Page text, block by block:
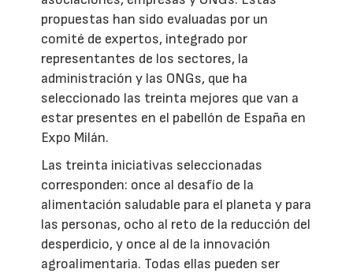
propuestas han sido evaluadas por un
comité de expertos, integrado por
representantes de los sectores, la
administración y las ONGs, que ha
seleccionado las treinta mejores que van a
estar presentes en el pabellón de España en
Expo Milán.
Las treinta iniciativas seleccionadas
corresponden: once al desafío de la
alimentación saludable para el planeta y para
las personas, ocho al reto de la reducción del
desperdicio, y once al de la innovación
agroalimentaria. Todas ellas pueden ser